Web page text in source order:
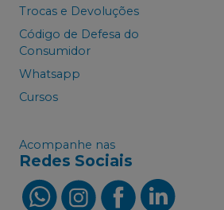
Trocas e Devoluções
Código de Defesa do
Consumidor
Whatsapp
Cursos
Acompanhe nas
Redes Sociais